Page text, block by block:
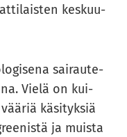
kes­kuu­
sai­rau­te­
Vielä on kui­
kä­si­tyk­siä
ja muis­ta